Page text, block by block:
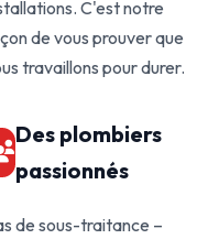
C'est notre
de vous prouver que
travaillons pour durer.
Des plombiers
passionnés
de sous-traitance –